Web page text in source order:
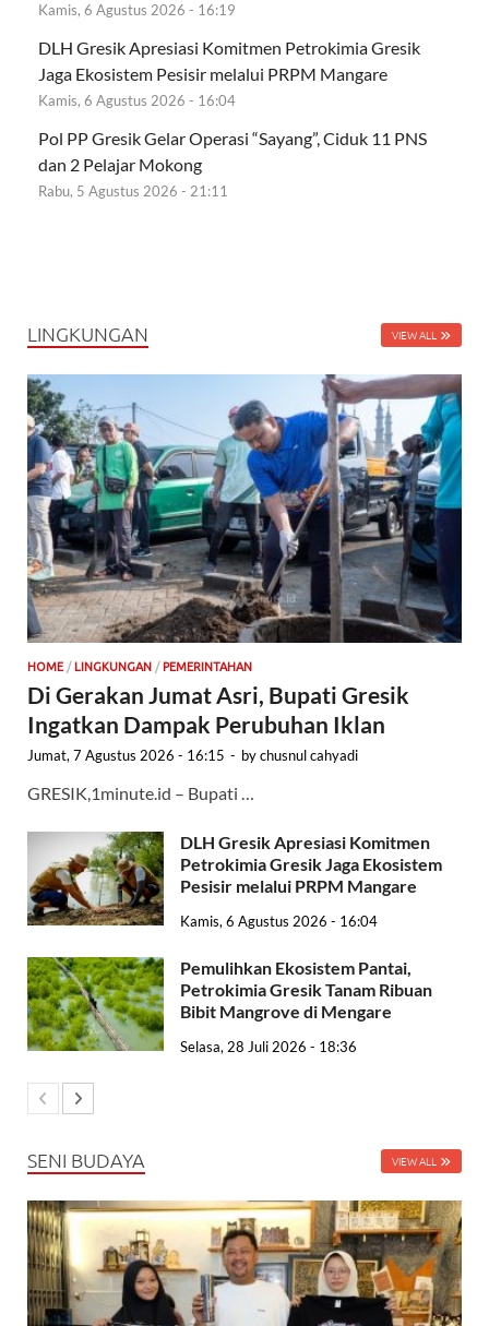
Kamis, 6 Agustus 2026 - 16:19
DLH Gresik Apresiasi Komitmen Petrokimia Gresik
Jaga Ekosistem Pesisir melalui PRPM Mangare
Kamis, 6 Agustus 2026 - 16:04
Pol PP Gresik Gelar Operasi “Sayang”, Ciduk 11 PNS
dan 2 Pelajar Mokong
Rabu, 5 Agustus 2026 - 21:11
LINGKUNGAN VIEW ALL
HOME / LINGKUNGAN / PEMERINTAHAN
Di Gerakan Jumat Asri, Bupati Gresik
Ingatkan Dampak Perubuhan Iklan
Jumat, 7 Agustus 2026 - 16:15 - bychusnul cahyadi
GRESIK,1minute.id – Bupati …
DLH Gresik Apresiasi Komitmen
Petrokimia Gresik Jaga Ekosistem
Pesisir melalui PRPM Mangare
Kamis, 6 Agustus 2026 - 16:04
Pemulihkan Ekosistem Pantai,
Petrokimia Gresik Tanam Ribuan
Bibit Mangrove di Mengare
Selasa, 28 Juli 2026 - 18:36
SENI BUDAYA VIEW ALL